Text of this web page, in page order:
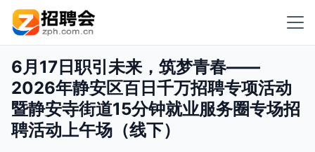
6月17日职引未来，筑梦青春——
2026年静安区百日千万招聘专项活动
暨静安寺街道15分钟就业服务圈专场招
聘活动上午场（线下）